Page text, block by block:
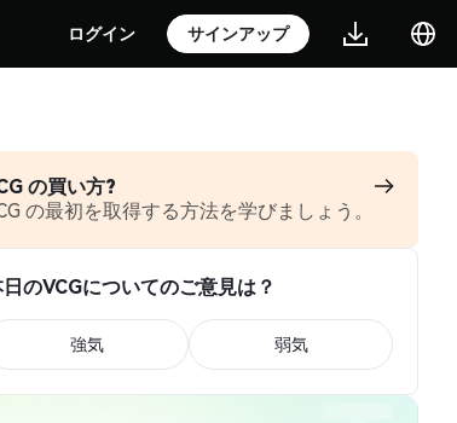
ログイン サインアップ
の買い方?
の最初を取得する方法を学びましょう。
のVCGについてのご意見は？
強気 弱気